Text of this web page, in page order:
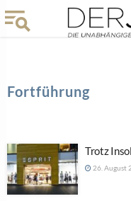
Fortführung
Trotz
26. August